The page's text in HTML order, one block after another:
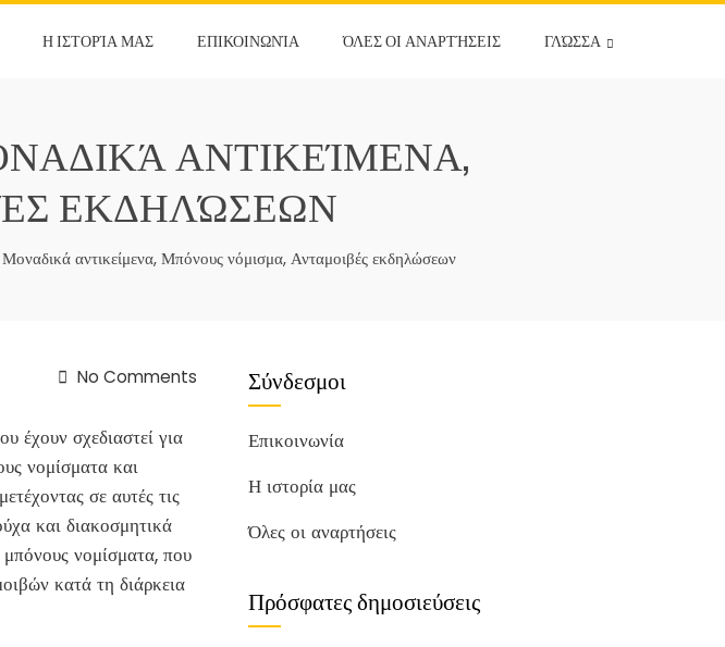
Η ΙΣΤΟΡΊΑ ΜΑΣ ΕΠΙΚΟΙΝΩΝΊΑ ΌΛΕΣ ΟΙ ΑΝΑΡΤΉΣΕΙΣ ΓΛΏΣΣΑ
ΑΝΤΙΚΕΊΜΕΝΑ,
ΕΚΔΗΛΏΣΕΩΝ
αντικείμενα, Μπόνους νόμισμα, Ανταμοιβές εκδηλώσεων
No Comments
έχουν σχεδιαστεί για
νομίσματα και
σε αυτές τις
και διακοσμητικά
νομίσματα, που
κατά τη διάρκεια
Σύνδεσμοι
Επικοινωνία
Η ιστορία μας
Όλες οι αναρτήσεις
Πρόσφατες δημοσιεύσεις